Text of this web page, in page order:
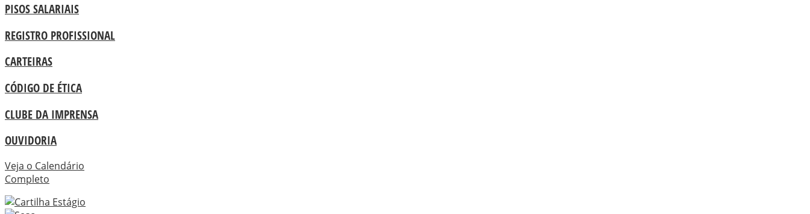
PISOS SALARIAIS
REGISTRO PROFISSIONAL
CARTEIRAS
CÓDIGO DE ÉTICA
CLUBE DA IMPRENSA
OUVIDORIA
Veja o Calendário
Completo